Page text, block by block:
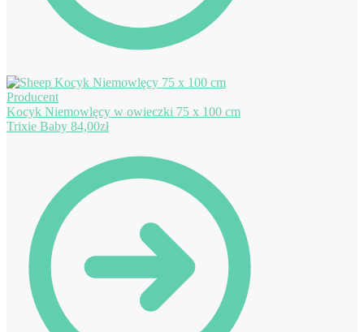
Kocyk Niemowlęcy w owieczki 75 x 100 cm
Trixie Baby 84,00zł